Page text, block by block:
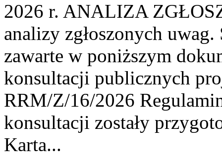
2026 r. ANALIZA
analizy zgłoszonych
zawarte w poniższym
konsultacji publicznych
RRM/Z/16/2026
konsultacji zostały
Karta...